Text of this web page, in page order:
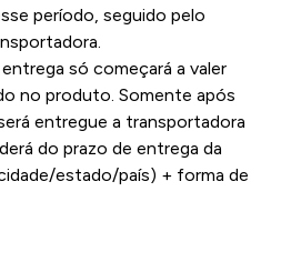
período, seguido pelo
só começará a valer
no produto. Somente após
entregue a transportadora
do prazo de entrega da
estado/país) + forma de